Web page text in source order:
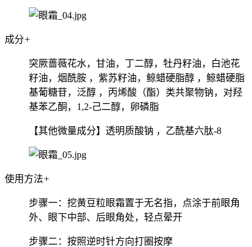
成分+
突厥蔷薇花水，甘油，丁二醇，牡丹籽油，白池花
籽油，烟酰胺 ，紫苏籽油，鲸蜡硬脂醇 ，鲸蜡硬脂
基葡糖苷，泛醇 ，丙烯酸（酯）类共聚物钠，对羟
基苯乙酮，1,2-己二醇，卵磷脂
【其他微量成分】透明质酸钠 ，乙酰基六肽-8
使用方法+
步骤一：挖黄豆粒眼霜置于无名指，点涂于前眼角
外、眼下中部、后眼角处，轻点晕开
步骤二：按照逆时针方向打圈按摩